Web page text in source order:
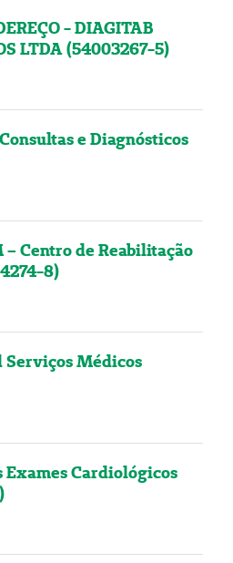
- DIAGITAB
LTDA (54003267-5)
e Diagnósticos
– Centro de Reabilitação
8)
Serviços Médicos
Cardiológicos